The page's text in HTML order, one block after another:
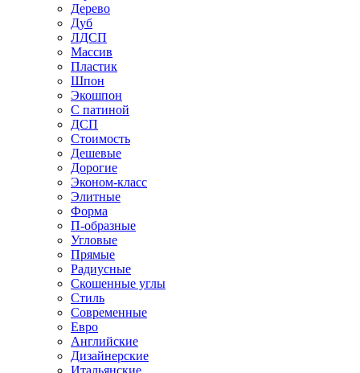
Дерево
Дуб
ЛДСП
Массив
Пластик
Шпон
Экошпон
С патиной
ДСП
Стоимость
Дешевые
Дорогие
Эконом-класс
Элитные
Форма
П-образные
Угловые
Прямые
Радиусные
Скошенные углы
Стиль
Современные
Евро
Английские
Дизайнерские
Итальянские